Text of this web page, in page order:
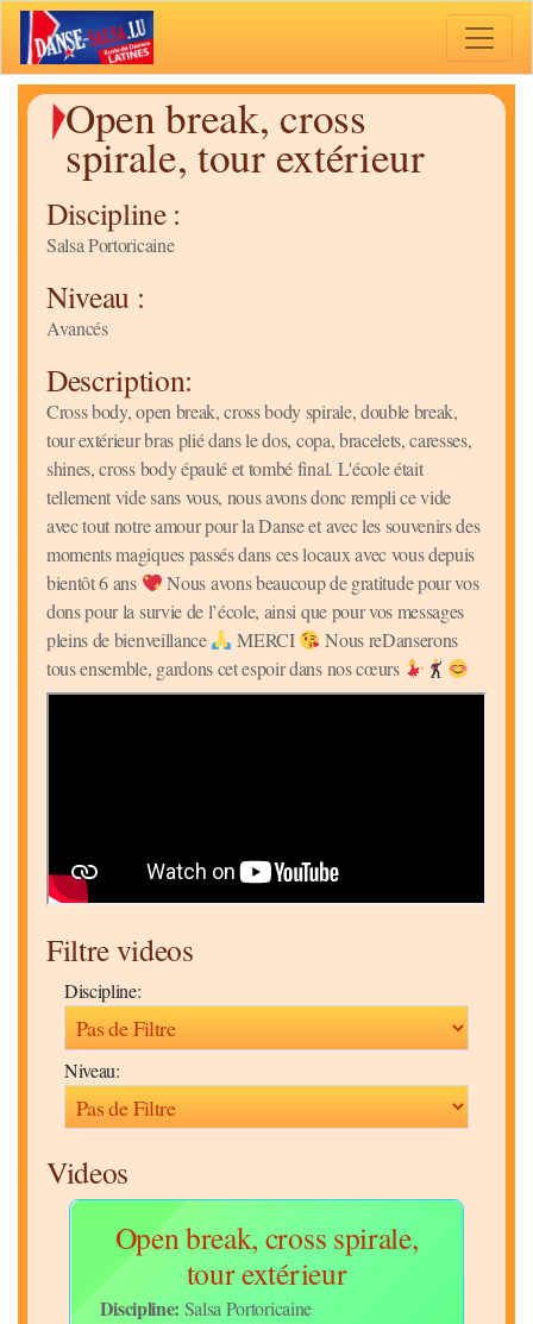
Open break, cross
spirale, tour extérieur
Discipline :
Salsa Portoricaine
Niveau :
Avancés
Description:
Cross body, open break, cross body spirale, double break,
tour extérieur bras plié dans le dos, copa, bracelets, caresses,
shines, cross body épaulé et tombé final. L'école était
tellement vide sans vous, nous avons donc rempli ce vide
avec tout notre amour pour la Danse et avec les souvenirs des
moments magiques passés dans ces locaux avec vous depuis
bientôt 6 ans
Nous avons beaucoup de gratitude pour vos
dons pour la survie de l’école, ainsi que pour vos messages
pleins de bienveillance
MERCI
Nous reDanserons
tous ensemble, gardons cet espoir dans nos cœurs
Filtre videos
Discipline:
Niveau:
Videos
Open break, cross spirale,
tour extérieur
Discipline: Salsa Portoricaine